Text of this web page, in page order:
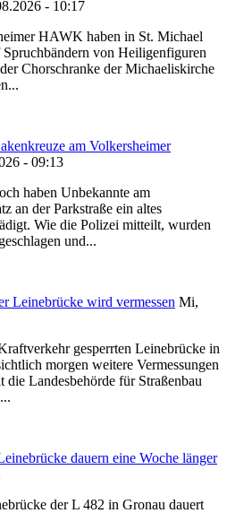
- 10:17
HAWK haben in St. Michael
von Heiligenfiguren
Chorschranke der Michaeliskirche
am Volkersheimer
- 09:13
haben Unbekannte am
an der Parkstraße ein altes
Wie die Polizei mitteilt, wurden
und...
Leinebrücke wird vermessen Mi,
gesperrten Leinebrücke in
morgen weitere Vermessungen
die Landesbehörde für Straßenbau
dauern eine Woche länger
der L 482 in Gronau dauert